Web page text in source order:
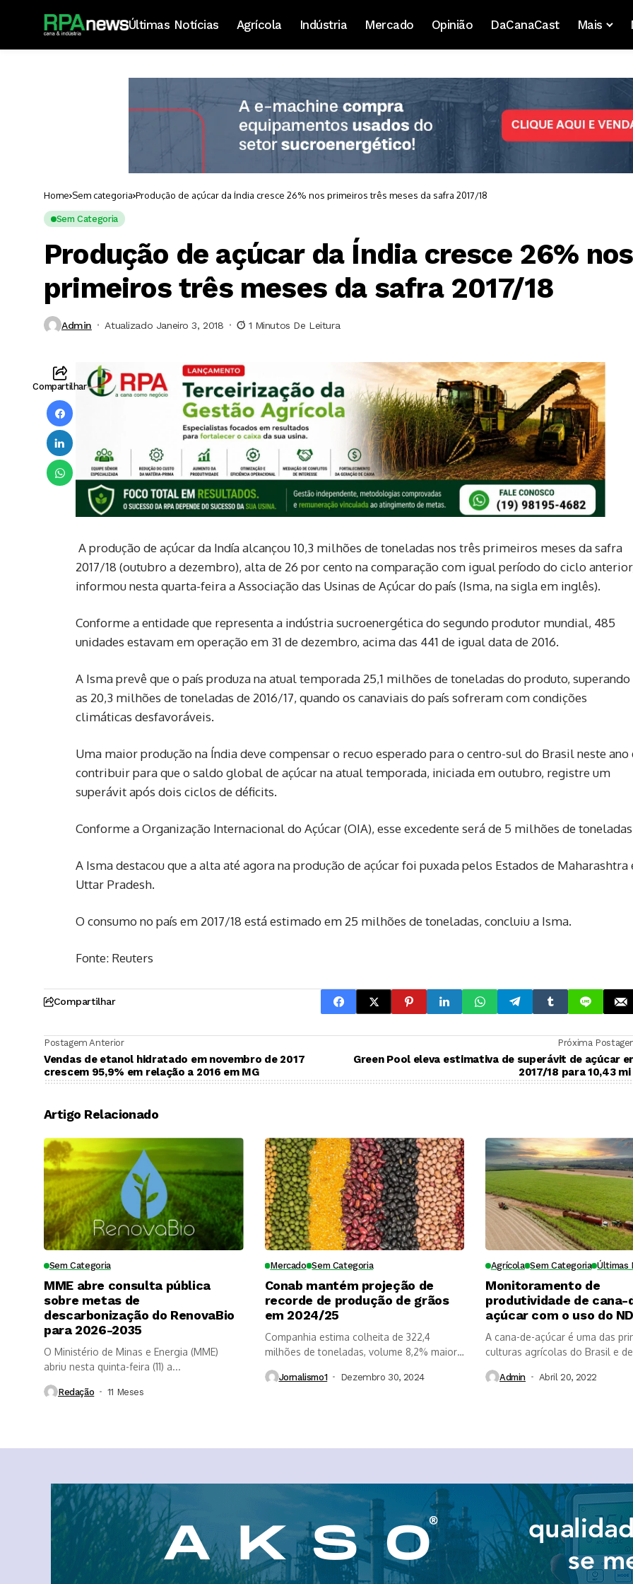
Últimas Notícias Agrícola Indústria Mercado Opinião DaCanaCast Mais
Home Sem categoria Produção de açúcar da Índia cresce 26% nos primeiros três meses da safra 2017/18
Sem Categoria
Produção de açúcar da Índia cresce 26% nos
primeiros três meses da safra 2017/18
Admin Atualizado Janeiro 3, 2018 1 Minutos De Leitura
Compartilhar
A produção de açúcar da Indía alcançou 10,3 milhões de toneladas nos três primeiros meses da safra
2017/18 (outubro a dezembro), alta de 26 por cento na comparação com igual período do ciclo
informou nesta quarta-feira a Associação das Usinas de Açúcar do país (Isma, na sigla em inglês).
Conforme a entidade que representa a indústria sucroenergética do segundo produtor mundial, 485
unidades estavam em operação em 31 de dezembro, acima das 441 de igual data de 2016.
A Isma prevê que o país produza na atual temporada 25,1 milhões de toneladas do produto, superando
as 20,3 milhões de toneladas de 2016/17, quando os canaviais do país sofreram com condições
climáticas desfavoráveis.
Uma maior produção na Índia deve compensar o recuo esperado para o centro-sul do Brasil neste ano
contribuir para que o saldo global de açúcar na atual temporada, iniciada em outubro, registre um
superávit após dois ciclos de déficits.
Conforme a Organização Internacional do Açúcar (OIA), esse excedente será de 5 milhões de
A Isma destacou que a alta até agora na produção de açúcar foi puxada pelos Estados de Maharashtra
Uttar Pradesh.
O consumo no país em 2017/18 está estimado em 25 milhões de toneladas, concluiu a Isma.
Fonte: Reuters
Compartilhar
Postagem Anterior
Vendas de etanol hidratado em novembro de 2017
crescem 95,9% em relação a 2016 em MG
Próxima
Green Pool eleva estimativa de superávit de açúcar
2017/18 para 10,43
Artigo Relacionado
Sem Categoria
MME abre consulta pública
sobre metas de
descarbonização do RenovaBio
para 2026-2035
O Ministério de Minas e Energia (MME)
abriu nesta quinta-feira (11) a...
Redação 11 Meses ⁮
Mercado Sem Categoria
Conab mantém projeção de
recorde de produção de grãos
em 2024/25
Companhia estima colheita de 322,4
milhões de toneladas, volume 8,2% maior
Jornalismo1 Dezembro 30, 2024
Agrícola Sem Categoria Últimas
Monitoramento de
produtividade de cana-
açúcar com o uso do
A cana-de-açúcar é uma das
culturas agrícolas do Brasil e
Admin Abril 20, 2022